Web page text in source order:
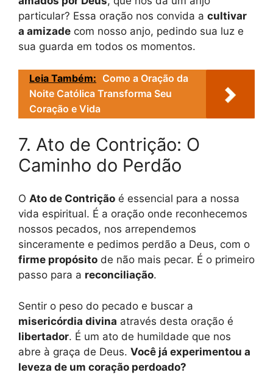
particular? Essa oração nos convida a cultivar
a amizade com nosso anjo, pedindo sua luz e
sua guarda em todos os momentos.
Leia Também: Como a Oração da
Noite Católica Transforma Seu
Coração e Vida
7. Ato de Contrição: O
Caminho do Perdão
O Ato de Contrição é essencial para a nossa
vida espiritual. É a oração onde reconhecemos
nossos pecados, nos arrependemos
sinceramente e pedimos perdão a Deus, com o
firme propósito de não mais pecar. É o primeiro
passo para a reconciliação.
Sentir o peso do pecado e buscar a
misericórdia divina através desta oração é
libertador. É um ato de humildade que nos
abre à graça de Deus. Você já experimentou a
leveza de um coração perdoado?